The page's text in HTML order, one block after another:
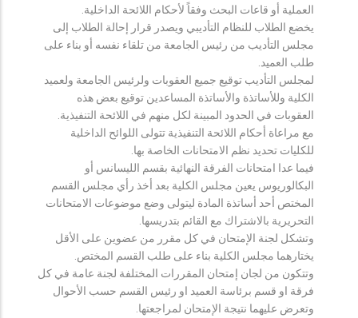
العملية أو قاعات البحث وفقاً لأحكام اللائحة الداخلية.
يخضع الطلاب للنظام التأديبي ويصدر قرار إحالة الطلاب إلى
مجلس التأديب من رئيس الجامعة من تلقاء نفسه أو بناء على
طلب العميد.
لمجلس التأديب توقيع جميع العقوبات ولرئيس الجامعة ولعميد
الكلية وللأساتذة والأساتذة المساعدين توقيع بعض هذه
العقوبات في الحدود المبينة لكل منهم في اللائحة التنفيذية.
مع مراعاة أحكام اللائحة التنفيذية تتولى اللوائح الداخلية
للكليات تحديد نظم الامتحانات الخاصة بها.
فيما عدا امتحانات الفرقة النهائية بقسم الليسانس أو
البكالوريوس يعين مجلس الكلية بعد أخذ رأي مجلس القسم
المختص أحد أساتذة المادة ليتولى وضع موضوعات الامتحانات
التحريرية بالاشتراك مع القائم بتدريسها.
وتشكل لجنة الإمتحان في كل مقرر من عضوين على الأقل
يختارهما مجلس الكلية بناء على طلب القسم المختص.
وتتكون من لجان إمتحان المقررات المختلفة لجنة عامة في كل
فرقة او قسم برئاسة العميد او رئيس القسم حسب الأحوال
وتعرض عليهما نتيجة الإمتحان لمراجعتها.